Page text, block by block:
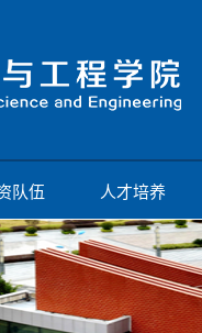
队伍 人才培养